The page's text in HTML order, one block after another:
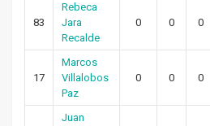
83
Rebeca
Jara
Recalde
0 0 0
17
Marcos
Villalobos
Paz
0 0 0
Juan